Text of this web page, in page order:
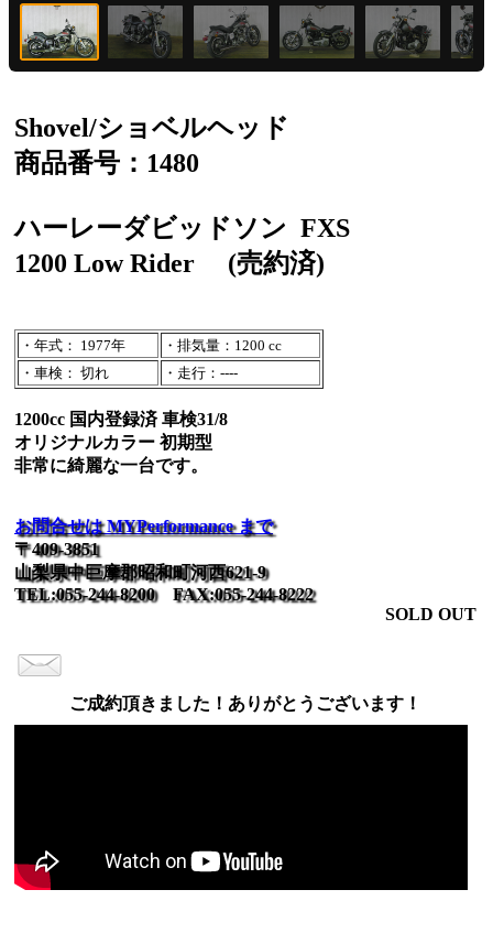
Shovel/ショベルヘッド
商品番号：1480
ハーレーダビッドソン FXS
1200 Low Rider
(売約済)
・年式： 1977年
・排気量：1200 cc
・車検： 切れ
・走行：----
1200cc 国内登録済 車検31/8
オリジナルカラー 初期型
非常に綺麗な一台です。
お問合せは MYPerformance まで
〒409-3851
山梨県中巨摩郡昭和町河西621-9
TEL:055-244-8200 FAX:055-244-8222
SOLD OUT
ご成約頂きました！ありがとうございます！